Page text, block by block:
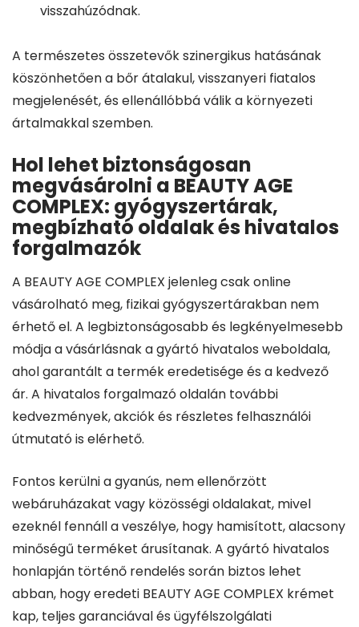
visszahúzódnak.
A természetes összetevők szinergikus hatásának
köszönhetően a bőr átalakul, visszanyeri fiatalos
megjelenését, és ellenállóbbá válik a környezeti
ártalmakkal szemben.
Hol lehet biztonságosan
megvásárolni a BEAUTY AGE
COMPLEX: gyógyszertárak,
megbízható oldalak és hivatalos
forgalmazók
A BEAUTY AGE COMPLEX jelenleg csak online
vásárolható meg, fizikai gyógyszertárakban nem
érhető el. A legbiztonságosabb és legkényelmesebb
módja a vásárlásnak a gyártó hivatalos weboldala,
ahol garantált a termék eredetisége és a kedvező
ár. A hivatalos forgalmazó oldalán további
kedvezmények, akciók és részletes felhasználói
útmutató is elérhető.
Fontos kerülni a gyanús, nem ellenőrzött
webáruházakat vagy közösségi oldalakat, mivel
ezeknél fennáll a veszélye, hogy hamisított, alacsony
minőségű terméket árusítanak. A gyártó hivatalos
honlapján történő rendelés során biztos lehet
abban, hogy eredeti BEAUTY AGE COMPLEX krémet
kap, teljes garanciával és ügyfélszolgálati